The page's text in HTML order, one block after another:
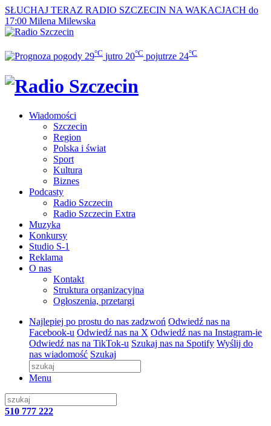
SŁUCHAJ TERAZ RADIO SZCZECIN NA WAKACJACH do
17:00 Milena Milewska
29°C jutro 20°C pojutrze 24°C
Wiadomości
Szczecin
Region
Polska i świat
Sport
Kultura
Biznes
Podcasty
Radio Szczecin
Radio Szczecin Extra
Muzyka
Konkursy
Studio S-1
Reklama
O nas
Kontakt
Struktura organizacyjna
Ogłoszenia, przetargi
Najlepiej po prostu do nas zadzwoń Odwiedź nas na
Facebook-u Odwiedź nas na X Odwiedź nas na Instagram-ie
Odwiedź nas na TikTok-u Szukaj nas na Spotify Wyślij do
nas wiadomość Szukaj
Menu
510 777 222